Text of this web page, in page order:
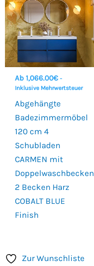
Ab 1,066.00€ -
Inklusive Mehrwertsteuer
Abgehängte
Badezimmermöbel
120 cm 4
Schubladen
CARMEN mit
Doppelwaschbecken
2 Becken Harz
COBALT BLUE
Finish
Zur Wunschliste